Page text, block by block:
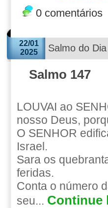
0 comentários
22/01
2025
Salmo do
Salmo 147
LOUVAI ao
nosso Deus,
O SENHOR
Israel.
Sara os
feridas.
Conta o número
seu... Continue